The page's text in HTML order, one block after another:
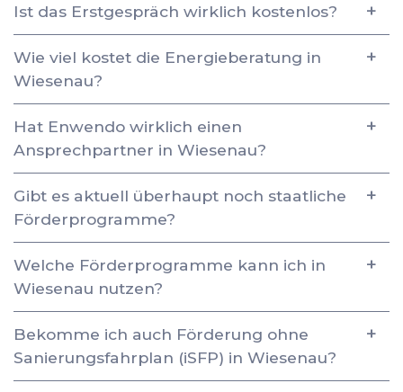
Ist das Erstgespräch wirklich kostenlos?
Wie viel kostet die Energieberatung in
Wiesenau?
Hat Enwendo wirklich einen
Ansprechpartner in Wiesenau?
Gibt es aktuell überhaupt noch staatliche
Förderprogramme?
Welche Förderprogramme kann ich in
Wiesenau nutzen?
Bekomme ich auch Förderung ohne
Sanierungsfahrplan (iSFP) in Wiesenau?